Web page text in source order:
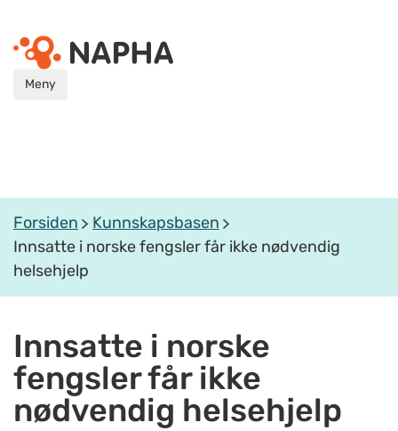
Meny
Forsiden
Kunnskapsbasen
Innsatte i norske fengsler får ikke nødvendig
helsehjelp
Innsatte i norske
fengsler får ikke
nødvendig helsehjelp